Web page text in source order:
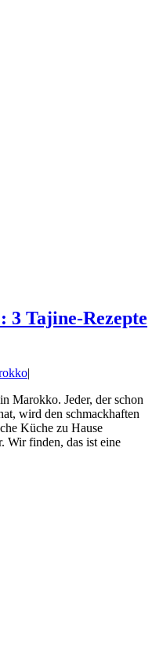
3 Tajine-Rezepte
|
Marokko. Jeder, der schon
wird den schmackhaften
Küche zu Hause
Wir finden, das ist eine